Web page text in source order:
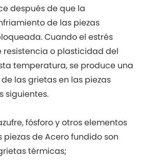
después de que la
de las piezas
Cuando el estrés
resistencia o plasticidad del
temperatura, se produce una
las grietas en las piezas
siguientes.
fósforo y otros elementos
piezas de Acero fundido son
térmicas;